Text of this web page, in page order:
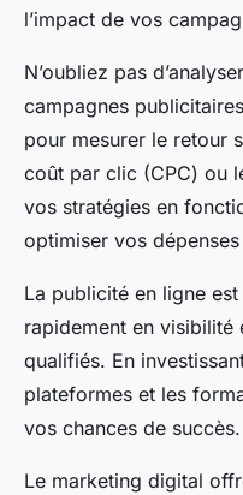
l’impact de vos
N’oubliez pas
campagnes
pour mesurer le retour
coût par clic (CPC) ou
vos stratégies en
optimiser vos
La publicité en ligne
rapidement en visibilité
qualifiés. En
plateformes et les
vos chances de succès.
Le marketing digital